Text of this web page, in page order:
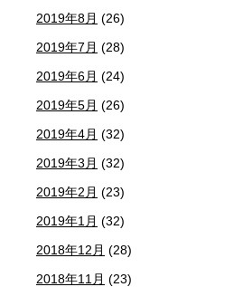
2019年8月 (26)
2019年7月 (28)
2019年6月 (24)
2019年5月 (26)
2019年4月 (32)
2019年3月 (32)
2019年2月 (23)
2019年1月 (32)
2018年12月 (28)
2018年11月 (23)